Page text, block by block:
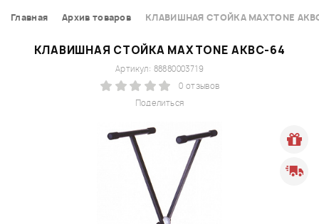
Главная Архив товаров КЛАВИШНАЯ СТОЙКА MAXTONE
КЛАВИШНАЯ СТОЙКА MAXTONE AKBC-64
Поделиться
Артикул: 88880003719
0 отзывов